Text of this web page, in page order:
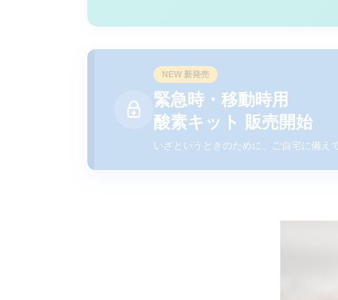
NEW 新発売
緊急時・移動時用
酸素キット 販売開始
いざというときのために、ご自宅に備え